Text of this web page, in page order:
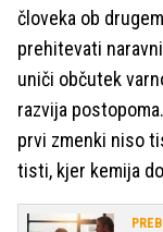
človeka ob
prehitevati
uniči občutek
razvija
prvi zmenki niso
tisti, kjer kemija